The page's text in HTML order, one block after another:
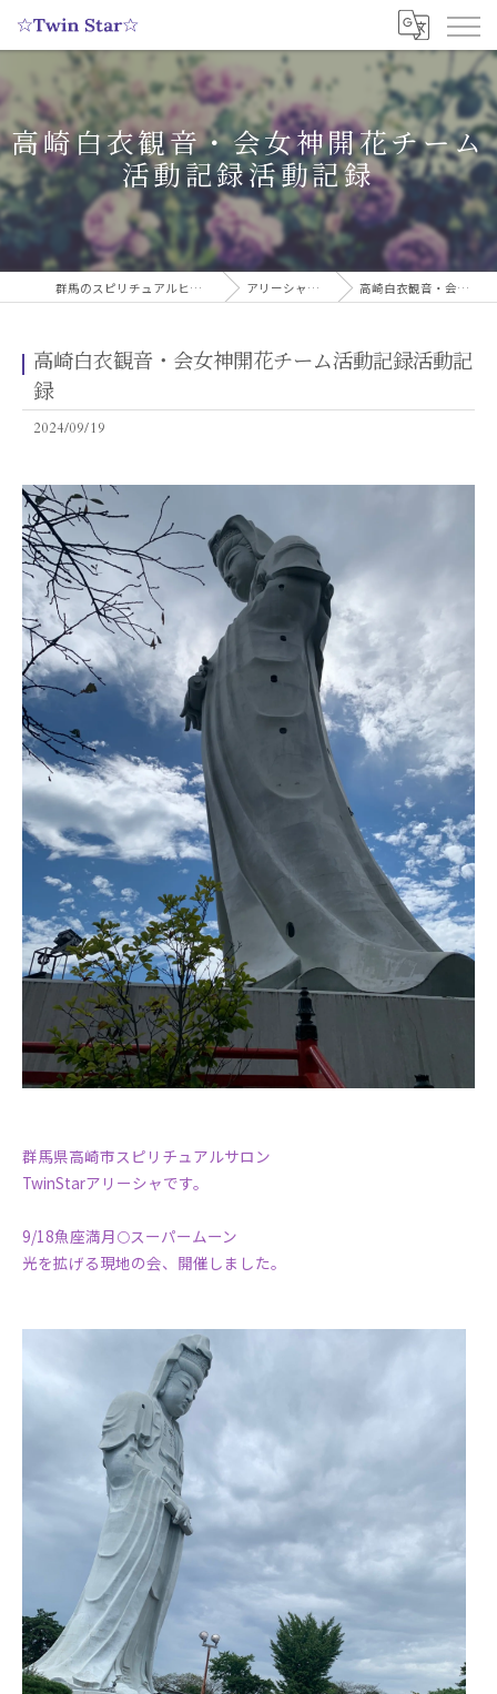
高崎白衣観音・会女神開花チーム
活動記録活動記録
群馬のスピリチュアルヒーリングサロンなら実績多数の☆Twin Star☆ アリーシャのスピリチュアルブログ 高崎白衣観音・会女神開花チーム活動記録活動記録
高崎白衣観音・会女神開花チーム活動記録活動記
録
2024/09/19
群馬県高崎市スピリチュアルサロン
TwinStarアリーシャです。
9/18魚座満月🌕スーパームーン
光を拡げる現地の会、開催しました。